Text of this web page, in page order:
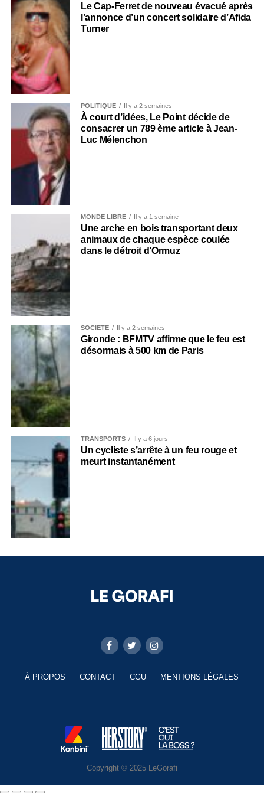
Le Cap-Ferret de nouveau évacué après
l’annonce d’un concert solidaire d’Afida
Turner
POLITIQUE Il y a 2 semaines
À court d’idées, Le Point décide de
consacrer un 789 ème article à Jean-
Luc Mélenchon
MONDE LIBRE Il y a 1 semaine
Une arche en bois transportant deux
animaux de chaque espèce coulée
dans le détroit d’Ormuz
SOCIÉTÉ Il y a 2 semaines
Gironde : BFMTV affirme que le feu est
désormais à 500 km de Paris
TRANSPORTS Il y a 6 jours
Un cycliste s’arrête à un feu rouge et
meurt instantanément
À PROPOS CONTACT CGU MENTIONS LÉGALES
Copyright © 2025 LeGorafi